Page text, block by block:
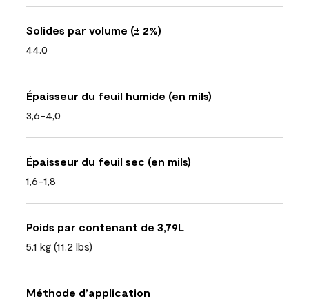
Solides par volume (± 2%)
44.0
Épaisseur du feuil humide (en mils)
3,6-4,0
Épaisseur du feuil sec (en mils)
1,6-1,8
Poids par contenant de 3,79L
5.1 kg (11.2 lbs)
Méthode d’application